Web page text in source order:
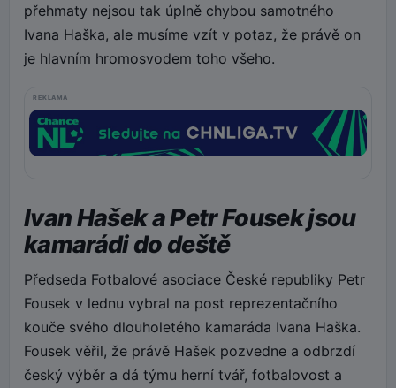
přehmaty nejsou tak úplně chybou samotného
Ivana Haška, ale musíme vzít v potaz, že právě on
je hlavním hromosvodem toho všeho.
REKLAMA
Ivan Hašek a Petr Fousek jsou
kamarádi do deště
Předseda Fotbalové asociace České republiky Petr
Fousek v lednu vybral na post reprezentačního
kouče svého dlouholetého kamaráda Ivana Haška.
Fousek věřil, že právě Hašek pozvedne a odbrzdí
český výběr a dá týmu herní tvář, fotbalovost a